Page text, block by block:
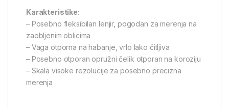
Karakteristike:
– Posebno fleksibilan lenjir, pogodan za merenja na
zaobljenim oblicima
– Vaga otporna na habanje, vrlo lako čitljiva
– Posebno otporan opružni čelik otporan na koroziju
– Skala visoke rezolucije za posebno precizna
merenja